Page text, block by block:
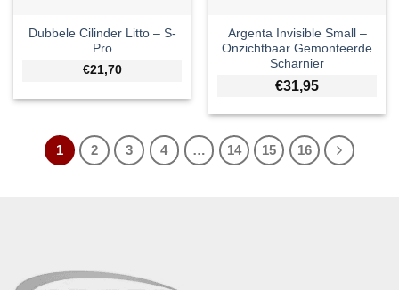
Dubbele Cilinder Litto – S-
Pro
€21,70
Argenta Invisible Small –
Onzichtbaar Gemonteerde
Scharnier
€31,95
1 2 3 4 … 14 15 16